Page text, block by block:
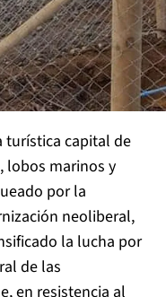
turística capital de
lobos marinos y
por la
neoliberal,
la lucha por
de las
en resistencia al